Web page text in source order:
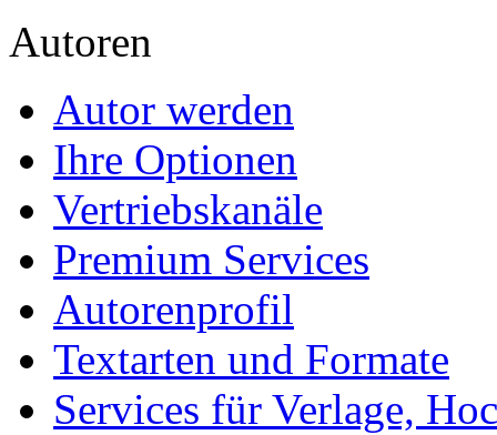
Autoren
Autor werden
Ihre Optionen
Vertriebskanäle
Premium Services
Autorenprofil
Textarten und Formate
Services für Verlage,